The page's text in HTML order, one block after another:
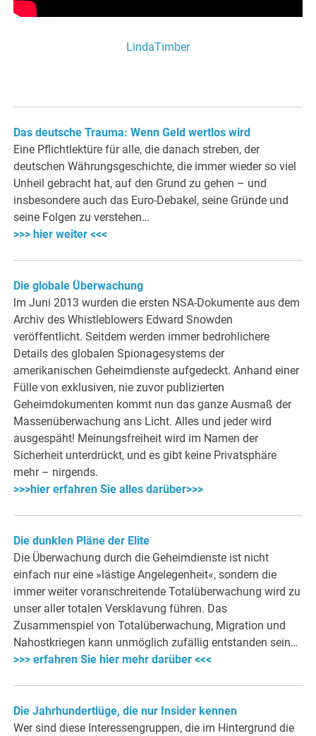
LindaTimber
Das deutsche Trauma: Wenn Geld wertlos wird
Eine Pflichtlektüre für alle, die danach streben, der
deutschen Währungsgeschichte, die immer wieder so viel
Unheil gebracht hat, auf den Grund zu gehen – und
insbesondere auch das Euro-Debakel, seine Gründe und
seine Folgen zu verstehen…
>>> hier weiter <<<
Die globale Überwachung
lm Juni 2013 wurden die ersten NSA-Dokumente aus dem
Archiv des Whistleblowers Edward Snowden
veröffentlicht. Seitdem werden immer bedrohlichere
Details des globalen Spionagesystems der
amerikanischen Geheimdienste aufgedeckt. Anhand einer
Fülle von exklusiven, nie zuvor publizierten
Geheimdokumenten kommt nun das ganze Ausmaß der
Massenüberwachung ans Licht. Alles und jeder wird
ausgespäht! Meinungsfreiheit wird im Namen der
Sicherheit unterdrückt, und es gibt keine Privatsphäre
mehr – nirgends.
>>>hier erfahren Sie alles darüber>>>
Die dunklen Pläne der Elite
Die Überwachung durch die Geheimdienste ist nicht
einfach nur eine »lästige Angelegenheit«, sondern die
immer weiter voranschreitende Totalüberwachung wird zu
unser aller totalen Versklavung führen. Das
Zusammenspiel von Totalüberwachung, Migration und
Nahostkriegen kann unmöglich zufällig entstanden sein…
>>> erfahren Sie hier mehr darüber <<<
Die Jahrhundertlüge, die nur Insider kennen
Wer sind diese Interessengruppen, die im Hintergrund die